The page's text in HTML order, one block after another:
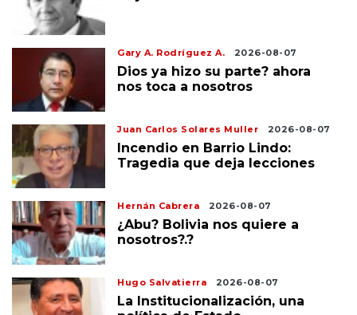
Gary A. Rodríguez A. 2026-08-07
Dios ya hizo su parte? ahora
nos toca a nosotros
Juan Carlos Solares Muller 2026-08-07
Incendio en Barrio Lindo:
Tragedia que deja lecciones
Hernán Cabrera 2026-08-07
¿Abu? Bolivia nos quiere a
nosotros?.?
Hugo Salvatierra 2026-08-07
La Institucionalización, una